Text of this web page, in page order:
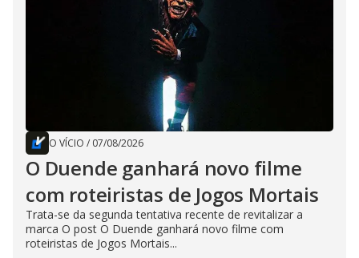
O VÍCIO / 07/08/2026
O Duende ganhará novo filme
com roteiristas de Jogos Mortais
Trata-se da segunda tentativa recente de revitalizar a
marca O post O Duende ganhará novo filme com
roteiristas de Jogos Mortais...